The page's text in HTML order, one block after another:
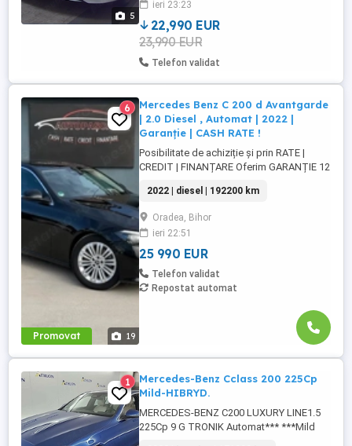
5
Cutie automată 9G-Tronic Trapa
panoramică Sistem audio Burmester
Încălzire ...
ieri 23:23
22,990 EUR
23,990 EUR
Telefon validat
Promovat 19
6
Mercedes Benz C 200 d Avantgarde
| 2.0 Diesel , Automat | 2022 |
Garanție | CASH RATE !
Posibilitate de achiziție și prin RATE |
CREDIT | FINANȚARE Oferim GARANȚIE 12
9G-Tronic Avantgarde Motor - 2.0 diesel ,
Mild-hybrid 163 CP, Euro6 + motor electric
15 kW hibrid Cutie viteze - ...
2022 | diesel | 192200 km
Oradea, Bihor
ieri 22:51
25 990 EUR
Telefon validat
Repostat automat
1
Mercedes-Benz Cclass 200 225Cp
Mild-HIBRYD.
MERCEDES-BENZ C200 LUXURY LINE1.5
225Cp 9 G TRONIK Automat*** ***Mild